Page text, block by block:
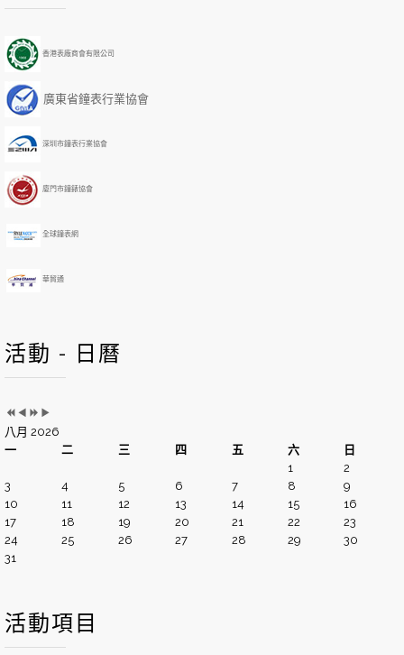
香港表廠商會有限公司
廣東省鐘表行業協會
深圳市鐘表行業協會
廈門市鐘錶協會
全球鐘表網
華貿通
活動 - 日曆
e
o
s
a
e
i
o
u
s
M
o
n
h
x
Y
e
a
r
x
八月 2026
一
二 三 四 五 六
日
1
2
3
4 5 6 7 8
9
10
11 12 13 14 15
16
17
18 19 20 21 22
23
24
25 26 27 28 29
30
31
活動項目